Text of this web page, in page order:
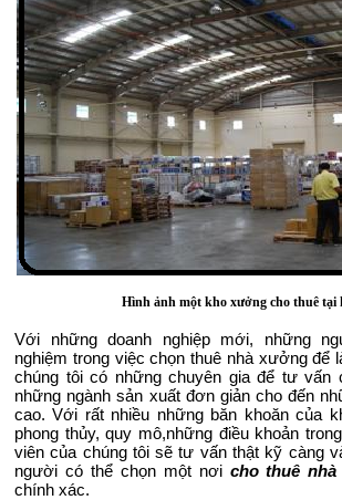
Hình ảnh một kho xưởng cho thuê tại
Với những doanh nghiệp mới, những
nghiệm trong việc chọn thuê nhà xưởng để
chúng tôi có những chuyên gia để tư vấn
những ngành sản xuất đơn giản cho đến
cao. Với rất nhiều những băn khoăn của
phong thủy, quy mô,những điều khoản
viên của chúng tôi sẽ tư vấn thật kỹ càng
người có thể chọn một nơi cho thuê
chính xác.